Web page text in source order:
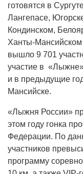
готовятся в
Лангепасе,
Кондинском,
Ханты-Мансийском
вышло 9 701
участие в
и в предыдущие
Мансийске.
«Лыжня России»
этом году гонка
Федерации. По
участников
программу